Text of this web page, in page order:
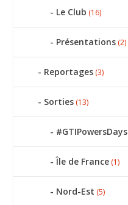
Le Club (16)
Présentations (2)
Reportages (3)
Sorties (13)
#GTIPowersDays
Île de France (1)
Nord-Est (5)